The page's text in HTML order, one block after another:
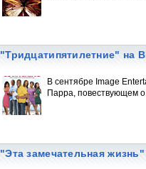
"Тридцатипятилетние" на
В сентябре Image
Парра, повествующем о
"Эта замечательная